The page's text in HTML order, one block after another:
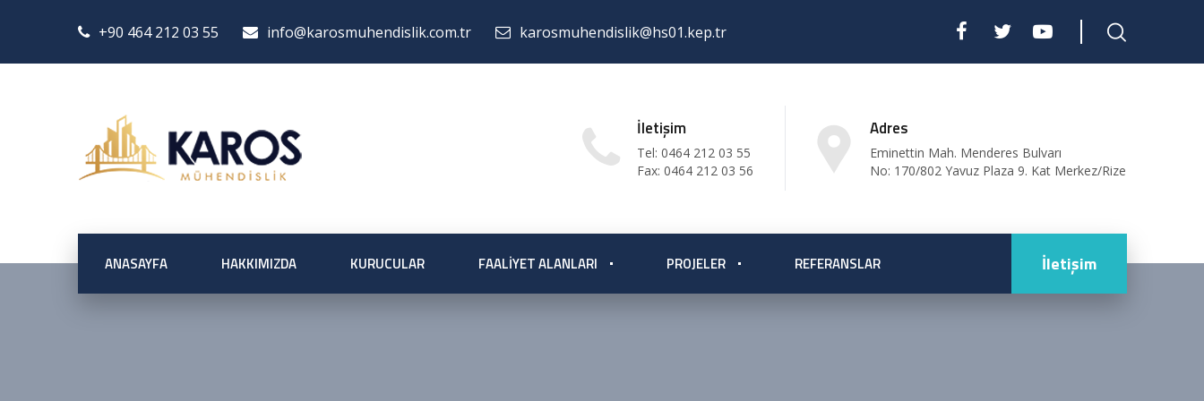
+90 464 212 03 55 info@karosmuhendislik.com.tr karosmuhendislik@hs01.kep.tr
İletişim
Tel: 0464 212 03 55
Fax: 0464 212 03 56
Adres
Eminettin Mah. Menderes Bulvarı
No: 170/802 Yavuz Plaza 9. Kat Merkez/Rize
ANASAYFA HAKKIMIZDA KURUCULAR FAALIYET ALANLARI PROJELER REFERANSLAR İletişim